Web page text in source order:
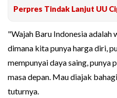
Perpres Tindak Lanjut UU
"Wajah Baru Indonesia adalah
dimana kita punya harga diri,
mempunyai daya saing, punya
masa depan. Mau diajak
tuturnya.